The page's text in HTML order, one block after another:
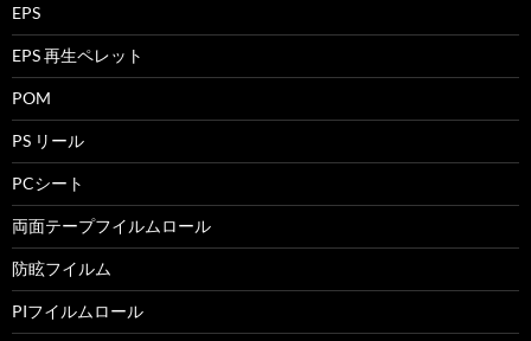
EPS
EPS 再生ペレット
POM
PS リール
PCシート
両面テープフイルムロール
防眩フイルム
PIフイルムロール